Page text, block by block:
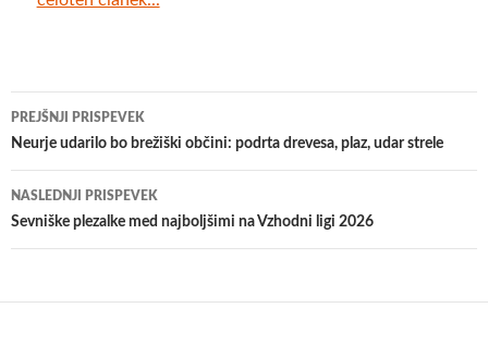
Krmarjenje
po
prispevkih
PREJŠNJI PRISPEVEK
Neurje udarilo bo brežiški občini: podrta drevesa, plaz, udar strele
NASLEDNJI PRISPEVEK
Sevniške plezalke med najboljšimi na Vzhodni ligi 2026